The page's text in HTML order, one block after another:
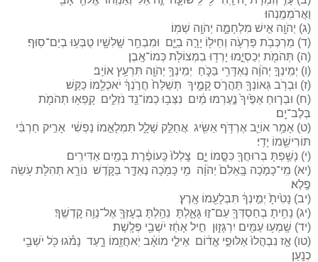
וַאֲרֹמְמֶֽנְהוּ׃
(ג) יְהֹוָ֖ה אִ֣ישׁ מִלְחָמָ֑ה יְהֹוָ֖ה שְׁמֽוֹ׃
(ד) מַרְכְּבֹ֥ת פַּרְעֹ֛ה וְחֵיל֖וֹ יָרָ֣ה בַיָּ֑ם וּמִבְחַ֥ר שָֽׁלִשָׁ֖יו טֻבְּע֥וּ בְיַם־סֽוּף׃
(ה) תְּהֹמֹ֖ת יְכַסְיֻ֑מוּ יָרְד֥וּ בִמְצוֹלֹ֖ת כְּמוֹ־אָֽבֶן׃
(ו) יְמִֽינְךָ֣ יְהֹוָ֔ה נֶאְדָּרִ֖י בַּכֹּ֑חַ יְמִֽינְךָ֥ יְהֹוָ֖ה תִּרְעַ֥ץ אוֹיֵֽב׃
(ז) וּבְרֹ֥ב גְּאוֹנְךָ֖ תַּהֲרֹ֣ס קָמֶ֑יךָ תְּשַׁלַּח֙ חֲרֹ֣נְךָ֔ יֹאכְלֵ֖מוֹ כַּקַּֽשׁ׃
(ח) וּבְר֤וּחַ אַפֶּ֙יךָ֙ נֶ֣עֶרְמוּ מַ֔יִם נִצְּב֥וּ כְמוֹ־נֵ֖ד נֹזְלִ֑ים קָֽפְא֥וּ תְהֹמֹ֖ת
בְּלֶב־יָֽם׃
(ט) אָמַ֥ר אוֹיֵ֛ב אֶרְדֹּ֥ף אַשִּׂ֖יג אֲחַלֵּ֣ק שָׁלָ֑ל תִּמְלָאֵ֣מוֹ נַפְשִׁ֔י אָרִ֣יק חַרְבִּ֔י
תּוֹרִישֵׁ֖מוֹ יָדִֽי׃
(י) נָשַׁ֥פְתָּ בְרוּחֲךָ֖ כִּסָּ֣מוֹ יָ֑ם צָֽלְלוּ֙ כַּֽעוֹפֶ֔רֶת בְּמַ֖יִם אַדִּירִֽים׃
(יא) מִֽי־כָמֹ֤כָה בָּֽאֵלִם֙ יְהֹוָ֔ה מִ֥י כָּמֹ֖כָה נֶאְדָּ֣ר בַּקֹּ֑דֶשׁ נוֹרָ֥א תְהִלֹּ֖ת עֹ֥שֵׂה
פֶֽלֶא׃
(יב) נָטִ֙יתָ֙ יְמִ֣ינְךָ֔ תִּבְלָעֵ֖מוֹ אָֽרֶץ׃
(יג) נָחִ֥יתָ בְחַסְדְּךָ֖ עַם־ז֣וּ גָּאָ֑לְתָּ נֵהַ֥לְתָּ בְעׇזְּךָ֖ אֶל־נְוֵ֥ה קׇדְשֶֽׁךָ׃
(יד) שָֽׁמְע֥וּ עַמִּ֖ים יִרְגָּז֑וּן חִ֣יל אָחַ֔ז יֹשְׁבֵ֖י פְּלָֽשֶׁת׃
(טו) אָ֤ז נִבְהֲלוּ֙ אַלּוּפֵ֣י אֱד֔וֹם אֵילֵ֣י מוֹאָ֔ב יֹֽאחֲזֵ֖מוֹ רָ֑עַד נָמֹ֕גוּ כֹּ֖ל יֹשְׁבֵ֥י
כְנָֽעַן׃